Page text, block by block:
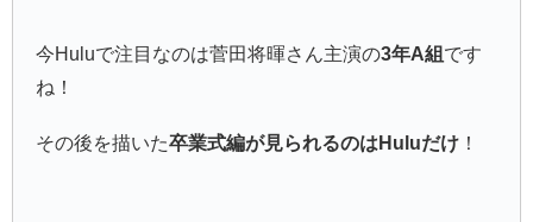
今Huluで注目なのは菅田将暉さん主演の3年A組 です
ね！
その後を描いた卒業式編が見られるのはHuluだけ ！